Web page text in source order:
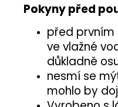
Pokyny před
před
ve vlažné
důkladně
nesmí se
mohlo by